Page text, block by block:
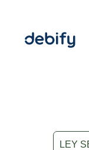
LEY